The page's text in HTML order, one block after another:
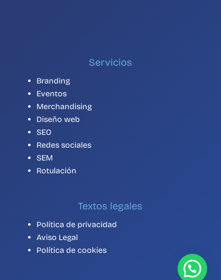
Servicios
Branding
Eventos
Merchandising
Diseño web
SEO
Redes sociales
SEM
Rotulación
Textos legales
Política de privacidad
Aviso Legal
Política de cookies